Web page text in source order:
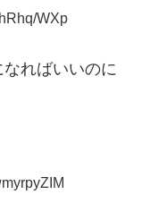
WXp
ればいいのに